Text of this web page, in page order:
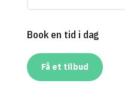
Book en tid i dag
Få et tilbud